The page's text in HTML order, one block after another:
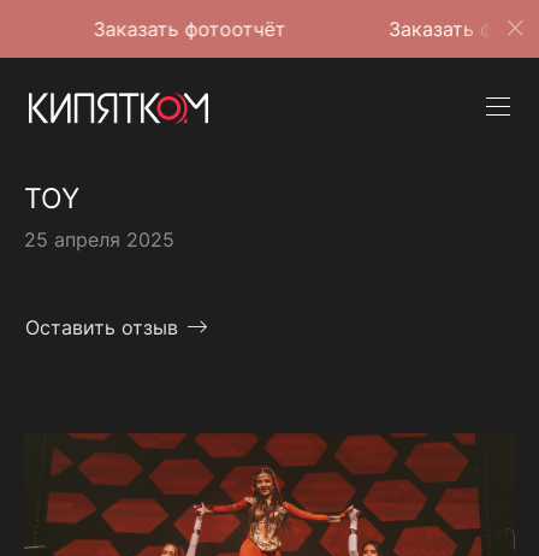
Заказать фотоотчёт Заказать фотоотчёт
TOY
25 апреля 2025
Оставить отзыв